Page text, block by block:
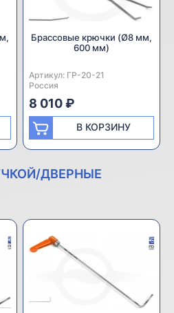
Брассовые крючки (Ø8 мм,
600 мм)
Артикул: ГР-20-21
Производитель:
Россия
8 010 ₽
В КОРЗИНУ
ДВЕРНЫЕ